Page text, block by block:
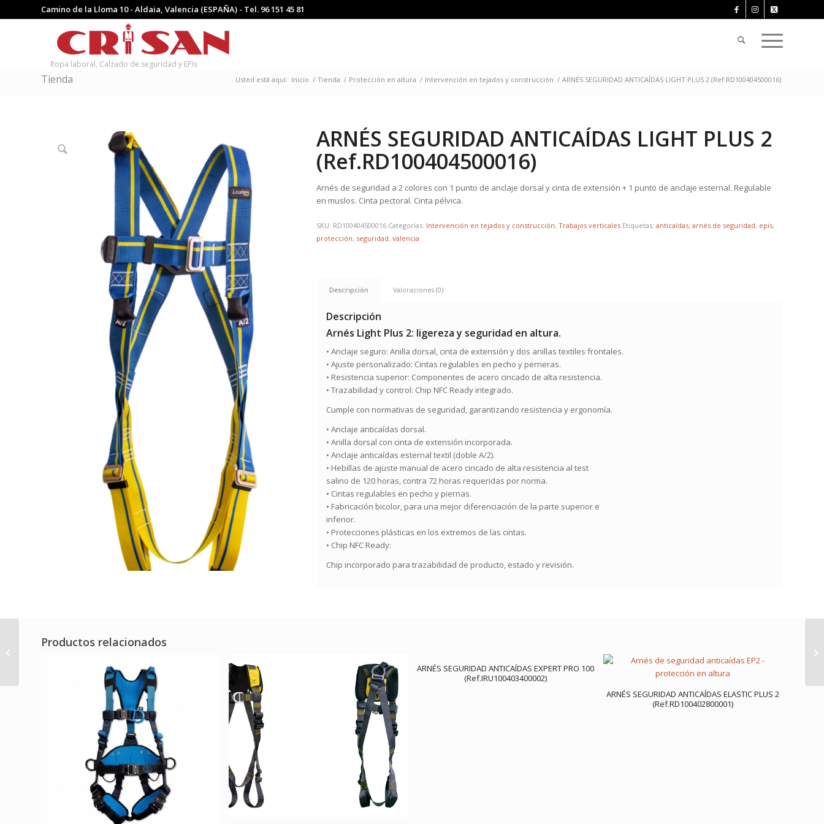
Camino de la Lloma 10 - Aldaia, Valencia (ESPAÑA) - Tel. 96 151 45 81
Ropa laboral, Calzado de seguridad y EPIs
Tienda Usted está aquí: Inicio / Tienda / Protección en altura / Intervención en tejados y construcción / ARNÉS SEGURIDAD ANTICAÍDAS LIGHT PLUS 2 (Ref.RD100404500016)
ARNÉS SEGURIDAD ANTICAÍDAS LIGHT PLUS 2
(Ref.RD100404500016)
Arnés de seguridad a 2 colores con 1 punto de anclaje dorsal y cinta de extensión + 1 punto de anclaje esternal. Regulable
en muslos. Cinta pectoral. Cinta pélvica.
SKU: RD100404500016 Categorías: Intervención en tejados y construcción,Trabajos verticales Etiquetas:anticaídas,arnés de seguridad, epis,
protección, seguridad,valencia
Descripción Valoraciones (0)
Descripción
Arnés Light Plus 2: ligereza y seguridad en altura.
•Anclaje seguro: Anilla dorsal, cinta de extensión y dos anillas textiles frontales.
•Ajuste personalizado: Cintas regulables en pecho y perneras.
• Resistencia superior: Componentes de acero cincado de alta resistencia.
•Trazabilidad y control: Chip NFC Ready integrado.
Cumple con normativas de seguridad, garantizando resistencia y ergonomía.
• Anclaje anticaídas dorsal.
• Anilla dorsal con cinta de extensión incorporada.
• Anclaje anticaídas esternal textil (doble A/2).
• Hebillas de ajuste manual de acero cincado de alta resistencia al test
salino de 120 horas, contra 72 horas requeridas por norma.
• Cintas regulables en pecho y piernas.
• Fabricación bicolor, para una mejor diferenciación de la parte superior e
inferior.
• Protecciones plásticas en los extremos de las cintas.
• Chip NFC Ready:
Chip incorporado para trazabilidad de producto, estado y revisión.
Productos relacionados
ARNÉS SEGURIDAD ANTICAÍDAS EXPERT PRO 100
(Ref.IRU100403400002)
ARNÉS SEGURIDAD ANTICAÍDAS ELASTIC PLUS 2
(Ref.RD100402800001)
ZAPATO MILAN